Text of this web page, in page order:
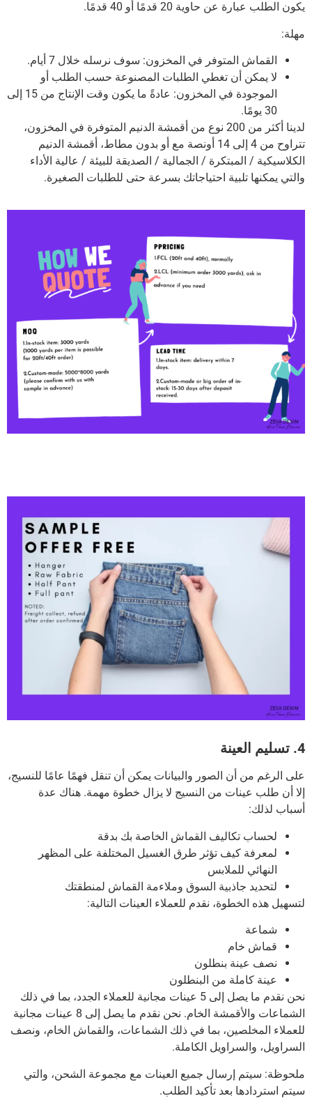
يكون الطلب عبارة عن حاوية 20 قدمًا أو 40 قدمًا.
مهلة:
القماش المتوفر في المخزون: سوف نرسله خلال 7 أيام.
لا يمكن أن تغطي الطلبات المصنوعة حسب الطلب أو
الموجودة في المخزون: عادةً ما يكون وقت الإنتاج من 15 إلى
30 يومًا.
لدينا أكثر من 200 نوع من أقمشة الدنيم المتوفرة في المخزون،
تتراوح من 4 إلى 14 أونصة مع أو بدون مطاط، أقمشة الدنيم
الكلاسيكية / المبتكرة / الجمالية / الصديقة للبيئة / عالية الأداء
والتي يمكنها تلبية احتياجاتك بسرعة حتى للطلبات الصغيرة.
4. تسليم العينة
على الرغم من أن الصور والبيانات يمكن أن تنقل فهمًا عامًا للنسيج،
إلا أن طلب عينات من النسيج لا يزال خطوة مهمة. هناك عدة
أسباب لذلك:
لحساب تكاليف القماش الخاصة بك بدقة
لمعرفة كيف تؤثر طرق الغسيل المختلفة على المظهر
النهائي للملابس
لتحديد جاذبية السوق وملاءمة القماش لمنطقتك
لتسهيل هذه الخطوة، نقدم للعملاء العينات التالية:
شماعة
قماش خام
نصف عينة بنطلون
عينة كاملة من البنطلون
نحن نقدم ما يصل إلى 5 عينات مجانية للعملاء الجدد، بما في ذلك
الشماعات والأقمشة الخام.
نحن نقدم ما يصل إلى 8 عينات مجانية
للعملاء المخلصين، بما في ذلك الشماعات، والقماش الخام، ونصف
السراويل، والسراويل الكاملة.
ملحوظة: سيتم إرسال جميع العينات مع مجموعة الشحن، والتي
سيتم استردادها بعد تأكيد الطلب.